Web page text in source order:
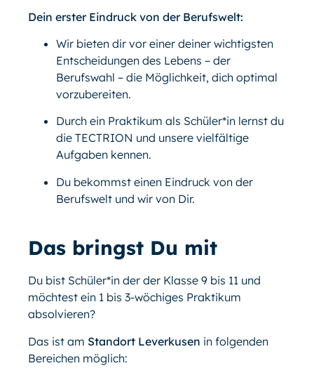
Dein erster Eindruck von der Berufswelt:
Wir bieten dir vor einer deiner wichtigsten
Entscheidungen des Lebens – der
Berufswahl – die Möglichkeit, dich optimal
vorzubereiten.
Durch ein Praktikum als Schüler*in lernst du
die TECTRION und unsere vielfältige
Aufgaben kennen.
Du bekommst einen Eindruck von der
Berufswelt und wir von Dir.
Das bringst Du mit
Du bist Schüler*in der der Klasse 9 bis 11 und
möchtest ein 1 bis 3-wöchiges Praktikum
absolvieren?
Das ist am Standort Leverkusen in folgenden
Bereichen möglich: